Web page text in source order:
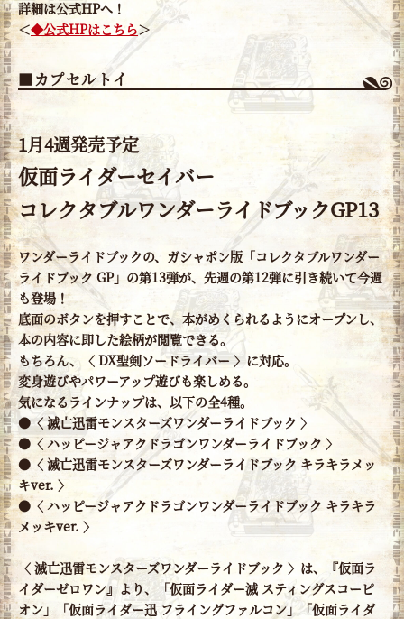
詳細は公式HPへ！
＜◆公式HPはこちら＞
■カプセルトイ
1月4週発売予定
仮面ライダーセイバー
コレクタブルワンダーライドブックGP13
ワンダーライドブックの、ガシャポン版「コレクタブルワンダー
ライドブック GP」の第13弾が、先週の第12弾に引き続いて今週
も登場！
底面のボタンを押すことで、本がめくられるようにオープンし、
本の内容に即した絵柄が閲覧できる。
もちろん、〈 DX聖剣ソードライバー 〉に対応。
変身遊びやパワーアップ遊びも楽しめる。
気になるラインナップは、以下の全4種。
●〈 滅亡迅雷モンスターズワンダーライドブック 〉
●〈 ハッピージャアクドラゴンワンダーライドブック 〉
●〈 滅亡迅雷モンスターズワンダーライドブック キラキラメッ
キver. 〉
●〈 ハッピージャアクドラゴンワンダーライドブック キラキラ
メッキver. 〉
〈 滅亡迅雷モンスターズワンダーライドブック 〉は、『仮面ラ
イダーゼロワン』より、「仮面ライダー滅 スティングスコーピ
オン」「仮面ライダー迅 フライングファルコン」「仮面ライダ